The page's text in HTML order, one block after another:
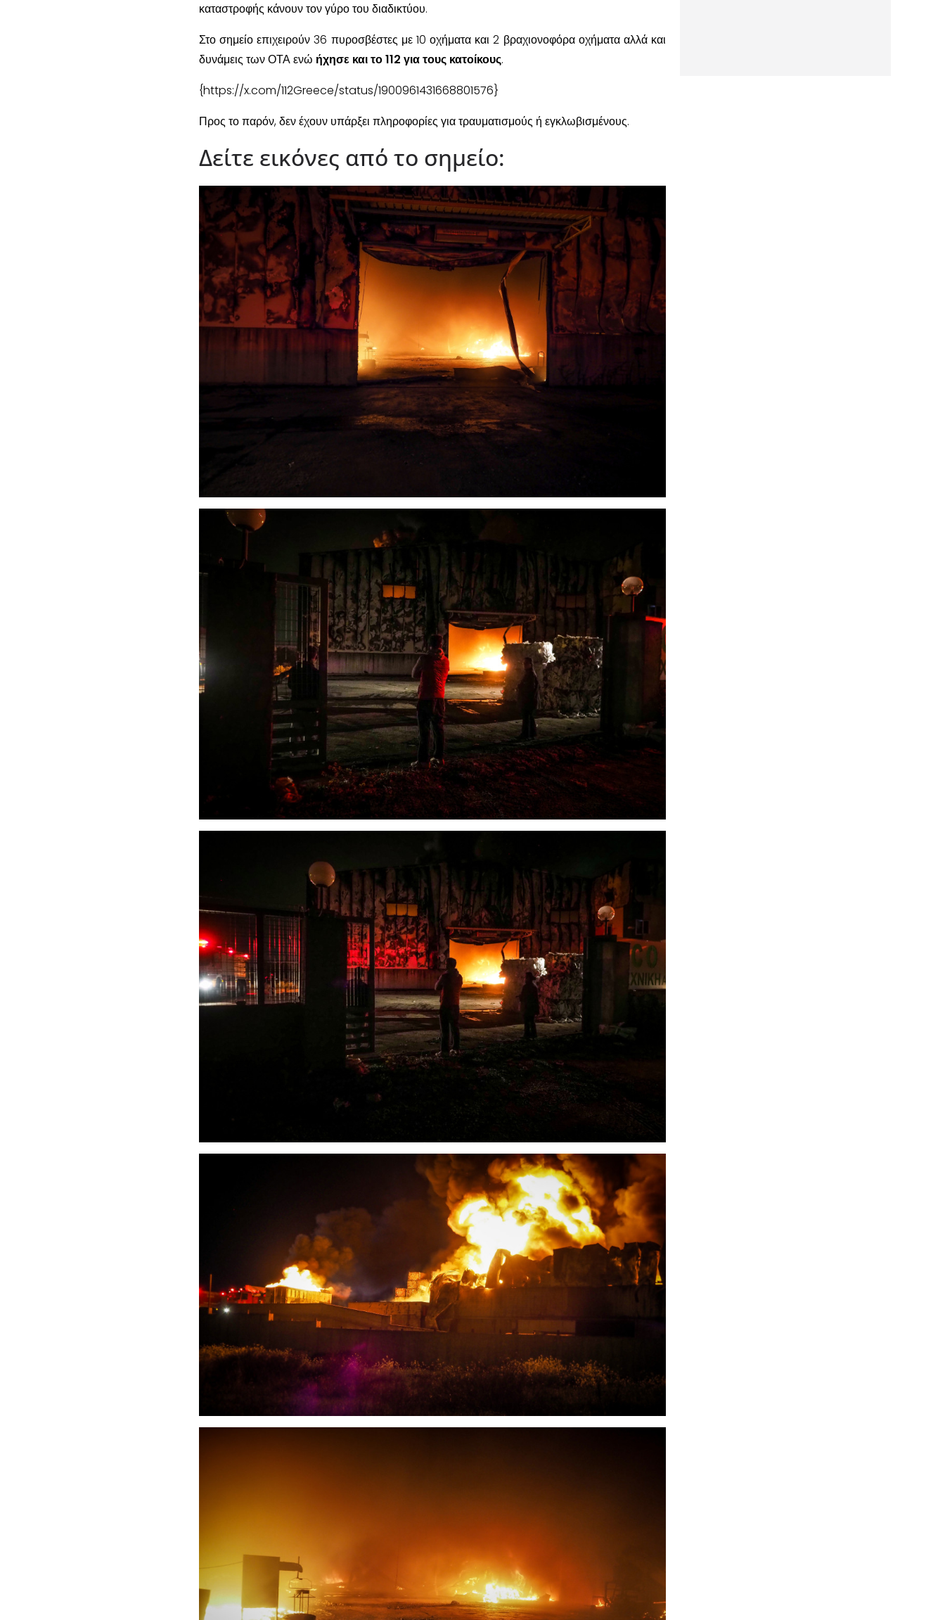
καταστροφής κάνουν τον γύρο του διαδικτύου.
Στο σημείο επιχειρούν 36 πυροσβέστες με 10 οχήματα και 2 βραχιονοφόρα οχήματα αλλά και
δυνάμεις των ΟΤΑ ενώ ήχησε και το 112 για τους κατοίκους.
{https://x.com/112Greece/status/1900961431668801576}
Προς το παρόν, δεν έχουν υπάρξει πληροφορίες για τραυματισμούς ή εγκλωβισμένους.
Δείτε εικόνες από το σημείο: